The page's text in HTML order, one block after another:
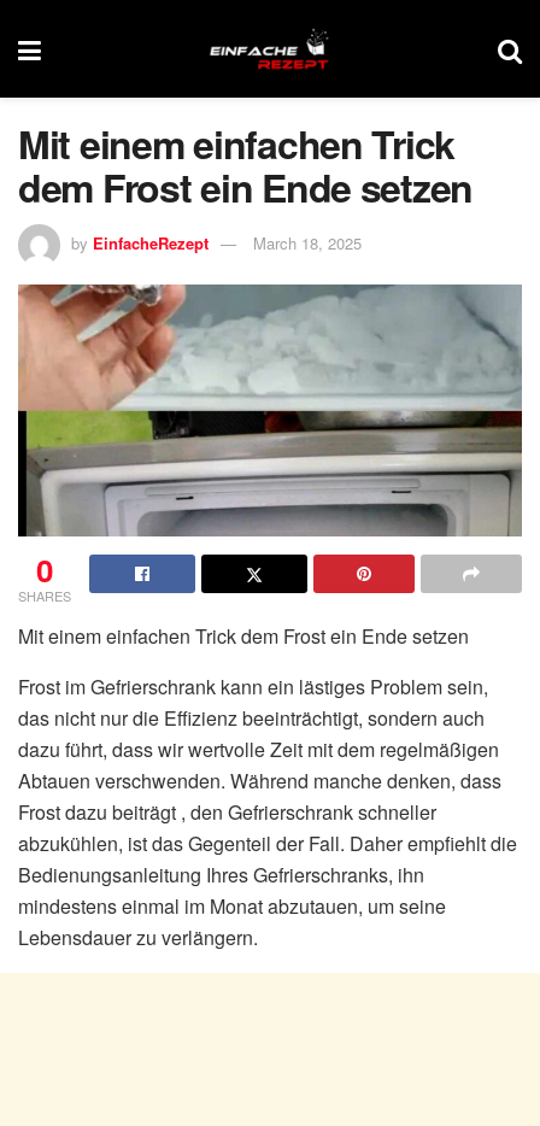
Mit einem einfachen Trick
dem Frost ein Ende setzen
by EinfacheRezept March 18, 2025
0
SHARES
Mit einem einfachen Trick dem Frost ein Ende setzen
Frost im Gefrierschrank kann ein lästiges Problem sein,
das nicht nur die Effizienz beeinträchtigt, sondern auch
dazu führt, dass wir wertvolle Zeit mit dem regelmäßigen
Abtauen verschwenden. Während manche denken, dass
Frost dazu beiträgt , den Gefrierschrank schneller
abzukühlen, ist das Gegenteil der Fall. Daher empfiehlt die
Bedienungsanleitung Ihres Gefrierschranks, ihn
mindestens einmal im Monat abzutauen, um seine
Lebensdauer zu verlängern.